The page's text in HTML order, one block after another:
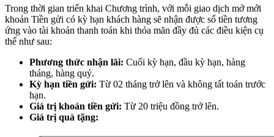
Trong thời gian triển khai Chương trình, với mỗi giao dịch mở mới
khoản Tiền gửi có kỳ hạn khách hàng sẽ nhận được số tiền tương
ứng vào tài khoản thanh toán khi thỏa mãn đầy đủ các điều kiện cụ
thể như sau:
Phương thức nhận lãi: Cuối kỳ hạn, đầu kỳ hạn, hàng
tháng, hàng quý.
Kỳ hạn tiền gửi: Từ 02 tháng trở lên và không tất toán trước
hạn.
Giá trị khoản tiền gửi: Từ 20 triệu đồng trở lên.
Giá trị quà tặng: